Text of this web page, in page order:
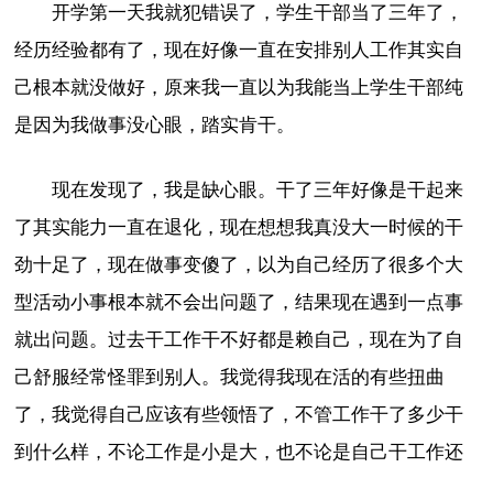
开学第一天我就犯错误了，学生干部当了三年了，
经历经验都有了，现在好像一直在安排别人工作其实自
己根本就没做好，原来我一直以为我能当上学生干部纯
是因为我做事没心眼，踏实肯干。
现在发现了，我是缺心眼。干了三年好像是干起来
了其实能力一直在退化，现在想想我真没大一时候的干
劲十足了，现在做事变傻了，以为自己经历了很多个大
型活动小事根本就不会出问题了，结果现在遇到一点事
就出问题。过去干工作干不好都是赖自己，现在为了自
己舒服经常怪罪到别人。我觉得我现在活的有些扭曲
了，我觉得自己应该有些领悟了，不管工作干了多少干
到什么样，不论工作是小是大，也不论是自己干工作还